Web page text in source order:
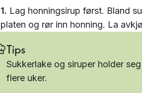
1. Lag honningsirup først. Bland
platen og rør inn honning. La
Tips
Sukkerlake og siruper holder
flere uker.